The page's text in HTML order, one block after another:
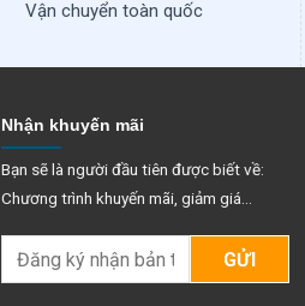
Vận chuyển toàn quốc
Nhận khuyến mãi
Bạn sẽ là người đầu tiên được biết về:
Chương trình khuyến mãi, giảm giá...